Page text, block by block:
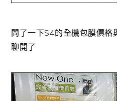
問了一下S4的全機包膜價格
聊開了